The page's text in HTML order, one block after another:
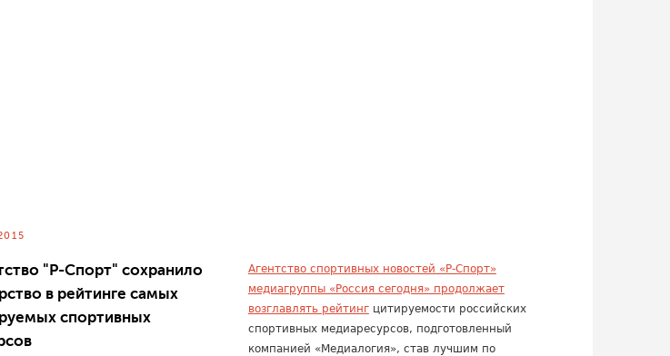
"Р-Спорт" сохранило
в рейтинге самых
спортивных
Агентство спортивных новостей «Р-Спорт»
медиагруппы «Россия сегодня» продолжает
возглавлять рейтингцитируемости российских
спортивных медиаресурсов, подготовленный
компанией «Медиалогия», став лучшим по